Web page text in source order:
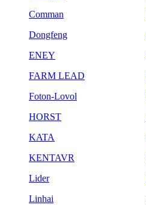
Comman
Dongfeng
ENEY
FARM LEAD
Foton-Lovol
HORST
KATA
KENTAVR
Lider
Linhai